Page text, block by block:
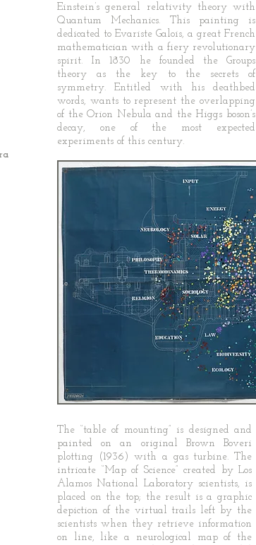
Einstein’s general relativity theory with
Quantum Mechanics. This painting is
dedicated to Evariste Galois, a great French
mathematician with a fiery revolutionary
spirit. In 1830 he founded the Groups
theory as the key to the secrets of
symmetry. Entitled with his deathbed
words, wants to represent the overlapping
of the Orion Nebula and the Higgs boson’s
decay, one of the most expected
experiments of this century.
The “table of mounting” is designed and
painted on an original Brown Boveri
plotting (1936) with a gas turbine. The
intricate “Map of Science” created by Los
Alamos National Laboratory scientists, is
placed on the top; the result is a graphic
depiction of the virtual trails left by the
scientists when they retrieve information
on line, like a neurological map of the